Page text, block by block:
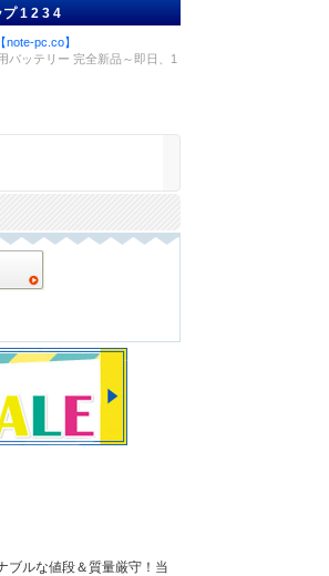
プ1234
note-pc.co】
バッテリー 完全新品～即日、1
ブルな値段＆質量厳守！当